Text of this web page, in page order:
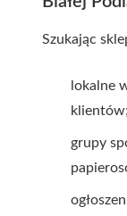
Szukając
lokalne
klientów;
grupy